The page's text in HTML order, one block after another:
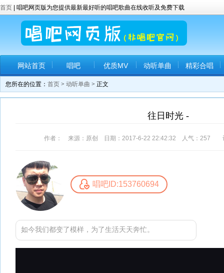
首页 | 唱吧网页版为您提供最新最好听的唱吧歌曲在线收听及免费下载
网站首页 唱吧 优质MV 动听单曲 精彩合唱
您所在的位置： 首页 > 动听单曲 > 正文
往日时光 -
作者： 来源：原创 日期：2017-6-22 22:42:32 人气： 257 评
唱吧ID:153760694
如今我们都变了模样，为了生活天天奔忙。